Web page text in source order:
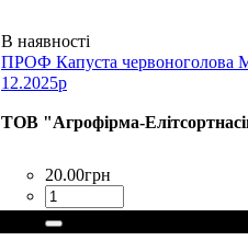
В наявності
ПРОФ Капуста червоноголова
12.2025р
ТОВ "Агрофірма-
20.00грн